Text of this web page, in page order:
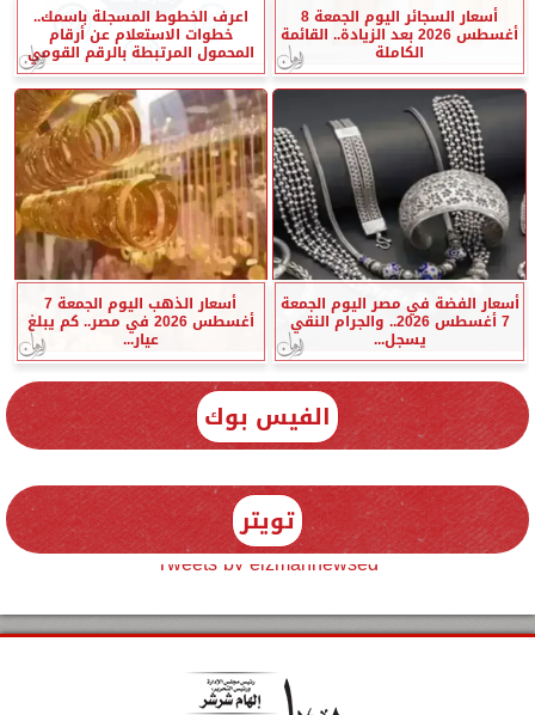
أسعار السجائر اليوم الجمعة 8
أغسطس 2026 بعد الزيادة.. القائمة
الكاملة
اعرف الخطوط المسجلة باسمك..
خطوات الاستعلام عن أرقام
المحمول المرتبطة بالرقم القومي
أسعار الفضة في مصر اليوم الجمعة
7 أغسطس 2026.. والجرام النقي
يسجل...
أسعار الذهب اليوم الجمعة 7
أغسطس 2026 في مصر.. كم يبلغ
عيار...
الفيس بوك
تويتر
Tweets by elzmannewseg